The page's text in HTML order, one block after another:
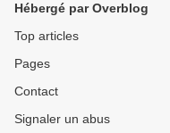
Hébergé par Overblog
Top articles
Pages
Contact
Signaler un abus